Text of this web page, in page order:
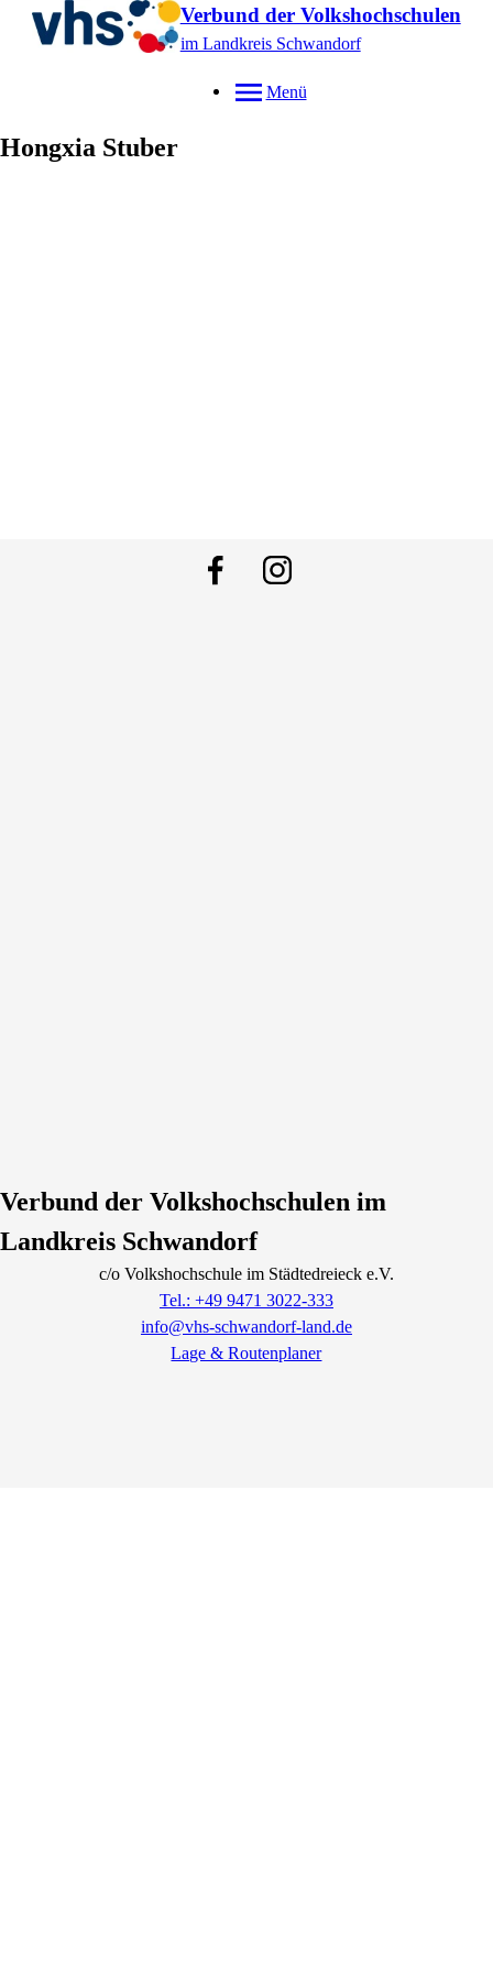
Verbund der Volkshochschulen
im Landkreis Schwandorf
Menü
Hongxia Stuber
Verbund der Volkshochschulen im
Landkreis Schwandorf
c/o Volkshochschule im Städtedreieck e.V.
Tel.: +49 9471 3022-333
info@vhs-schwandorf-land.de
Lage & Routenplaner